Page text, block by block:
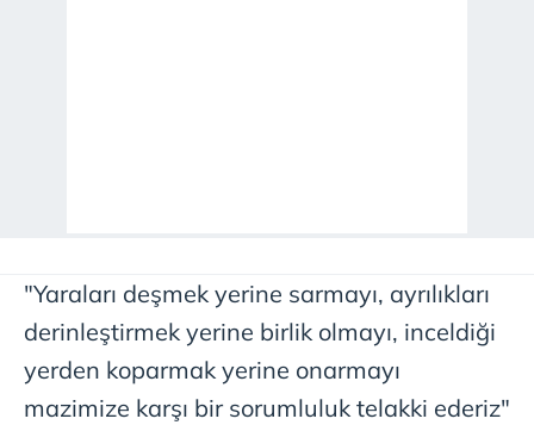
"Yaraları deşmek yerine sarmayı, ayrılıkları
derinleştirmek yerine birlik olmayı, inceldiği
yerden koparmak yerine onarmayı
mazimize karşı bir sorumluluk telakki ederiz"